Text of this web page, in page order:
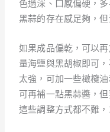
色過深、口感偏硬，
黑蒜的存在感足夠，
如果成品偏乾，可以
量海鹽與黑胡椒即可
太強，可加一些橄欖
可再補一點黑蒜醬，
這些調整方式都不難